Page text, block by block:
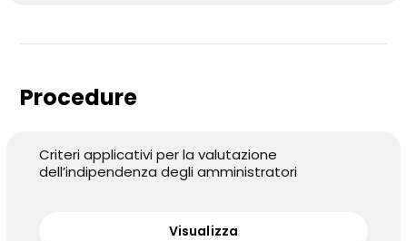
Procedure
Criteri applicativi per la valutazione
dell’indipendenza degli amministratori
Visualizza